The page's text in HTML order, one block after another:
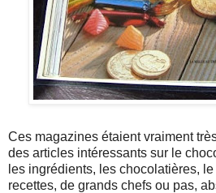
Ces magazines étaient vraiment
des articles intéressants sur le
les ingrédients, les chocolatières,
recettes, de grands chefs ou pas,